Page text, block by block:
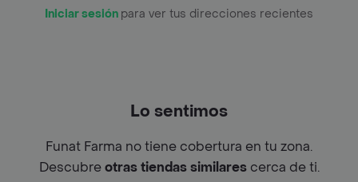
Iniciar sesión para ver tus direcciones recientes
Lo sentimos
Funat Farma no tiene cobertura en tu zona.
Descubreotras tiendas similarescerca de ti.